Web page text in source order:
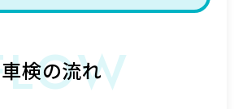
車検の流れ